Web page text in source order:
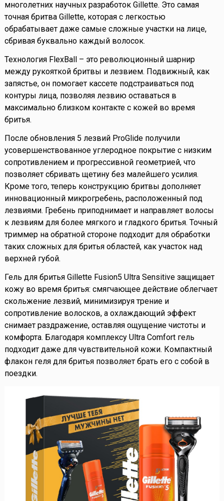
многолетних научных разработок Gillette. Это самая
точная бритва Gillette, которая с легкостью
обрабатывает даже самые сложные участки на лице,
сбривая буквально каждый волосок.
Технология FlexBall – это революционный шарнир
между рукояткой бритвы и лезвием. Подвижный, как
запястье, он помогает кассете подстраиваться под
контуры лица, позволяя лезвию оставаться в
максимально близком контакте с кожей во время
бритья.
После обновления 5 лезвий ProGlide получили
усовершенствованное углеродное покрытие с низким
сопротивлением и прогрессивной геометрией, что
позволяет сбривать щетину без малейшего усилия.
Кроме того, теперь конструкцию бритвы дополняет
инновационный микрогребень, расположенный под
лезвиями. Гребень приподнимает и направляет волосы
к лезвиям для более мягкого и гладкого бритья. Точный
триммер на обратной стороне подходит для обработки
таких сложных для бритья областей, как участок над
верхней губой.
Гель для бритья Gillette Fusion5 Ultra Sensitive защищает
кожу во время бритья: смягчающее действие облегчает
скольжение лезвий, минимизируя трение и
сопротивление волосков, а охлаждающий эффект
снимает раздражение, оставляя ощущение чистоты и
комфорта. Благодаря комплексу Ultra Comfort гель
подходит даже для чувствительной кожи. Компактный
флакон геля для бритья позволяет брать его с собой в
поездки.